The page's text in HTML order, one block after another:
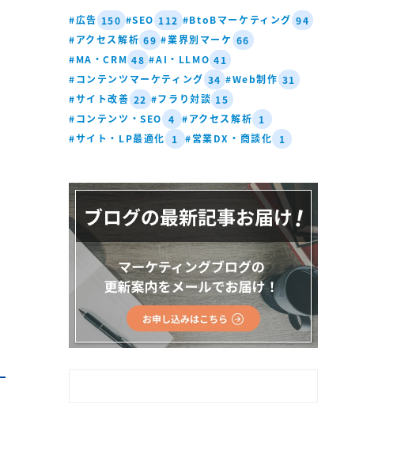
#広告 150 #SEO 112 #BtoBマーケティング 94
#アクセス解析 69 #業界別マーケ 66
#MA・CRM 48 #AI・LLMO 41
#コンテンツマーケティング 34 #Web制作 31
#サイト改善 22 #フラり対談 15
#コンテンツ・SEO 4 #アクセス解析 1
#サイト・LP最適化
1 #営業DX・商談化 1